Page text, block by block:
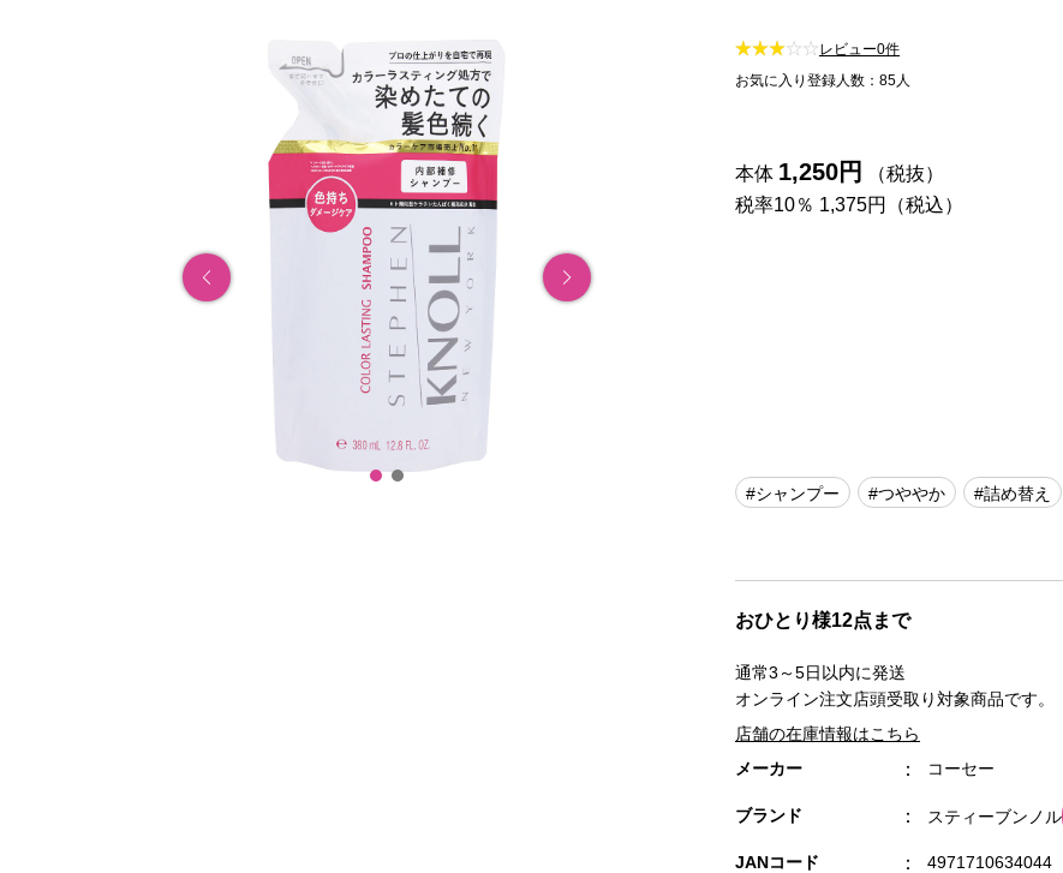
レビュー0件
お気に入り登録人数：85人
本体 1,250円
（税抜）
税率10％ 1,375円（税込）
#シャンプー #つややか #詰め替え
おひとり様12点まで
通常3～5日以内に発送
オンライン注文店頭受取り対象商品です。
店舗の在庫情報はこちら
メーカー コーセー
ブランド スティーブンノル
JANコード
4971710634044